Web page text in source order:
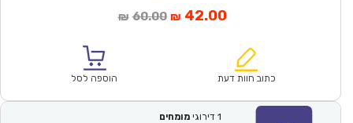
₪ 60.00המחיר
₪60.00.
₪ 42.00המחיר
הוא:
כתוב חוות דעת הוספה לסל
1 דירוגי מומחים